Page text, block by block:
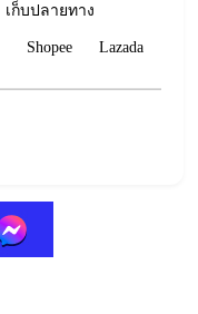
เก็บปลายทาง
Shopee Lazada